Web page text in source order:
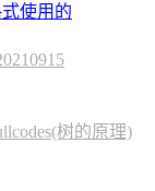
使用的
树的原理)